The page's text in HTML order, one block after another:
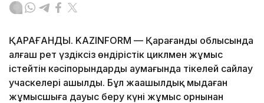
ҚАРАҒАНДЫ. KAZINFORM — Қарағанды облысында
алғаш рет үздіксіз өндірістік циклмен жұмыс
істейтін кәсіпорындардың аумағында тікелей сайлау
учаскелері ашылды. Бұл жаңашылдық мыңдаған
жұмысшыға дауыс беру күні жұмыс орнынан